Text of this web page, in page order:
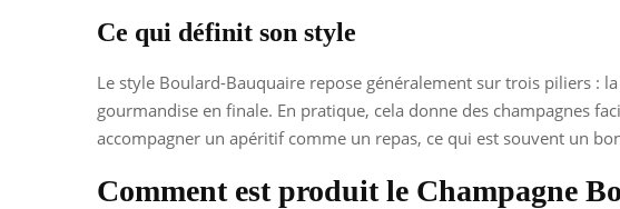
Ce qui définit son style
Le style Boulard-Bauquaire repose généralement sur trois piliers :
gourmandise en finale. En pratique, cela donne des champagnes
accompagner un apéritif comme un repas, ce qui est souvent un
Comment est produit le Champagne